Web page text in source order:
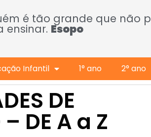
é tão grande que não
ensinar. Esopo
Infantil 1° ano 2° ano
DE
DE A a Z